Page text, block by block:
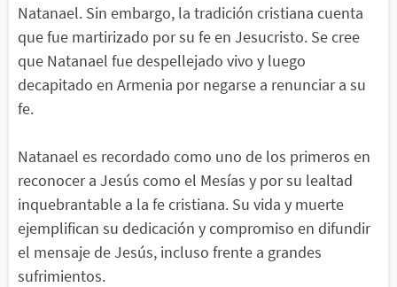
Natanael. Sin embargo, la tradición cristiana cuenta
que fue martirizado por su fe en Jesucristo. Se cree
que Natanael fue despellejado vivo y luego
decapitado en Armenia por negarse a renunciar a su
fe.
Natanael es recordado como uno de los primeros en
reconocer a Jesús como el Mesías y por su lealtad
inquebrantable a la fe cristiana. Su vida y muerte
ejemplifican su dedicación y compromiso en difundir
el mensaje de Jesús, incluso frente a grandes
sufrimientos.